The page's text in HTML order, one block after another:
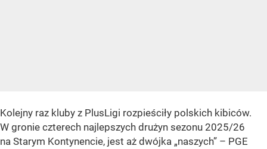
Kolejny raz kluby z PlusLigi rozpieściły polskich kibiców.
W gronie czterech najlepszych drużyn sezonu 2025/26
na Starym Kontynencie, jest aż dwójka „naszych” – PGE